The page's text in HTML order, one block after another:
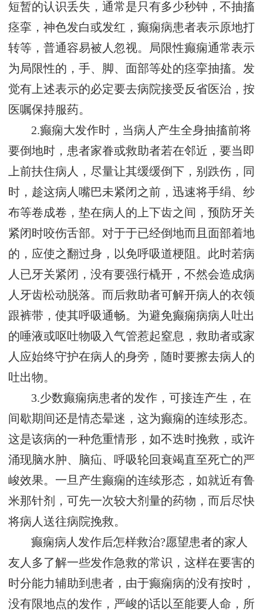
短暂的认识丢失，通常是只有多少秒钟，不抽搐
痉挛，神色发白或发红，癫痫病患者表示原地打
转等，普通容易被人忽视。局限性癫痫通常表示
为局限性的，手、脚、面部等处的痉挛抽搐。发
觉有上述表示的必定要去病院接受反省医治，按
医嘱保持服药。
2.癫痫大发作时，当病人产生全身抽搐前将
要倒地时，患者家眷或救助者若在邻近，要当即
上前扶住病人，尽量让其缓缓倒下，别跌伤，同
时，趁这病人嘴巴未紧闭之前，迅速将手绢、纱
布等卷成卷，垫在病人的上下齿之间，预防牙关
紧闭时咬伤舌部。对于于已经倒地而且面部着地
的，应使之翻过身，以免呼吸道梗阻。此时若病
人已牙关紧闭，没有要强行橇开，不然会造成病
人牙齿松动脱落。而后救助者可解开病人的衣领
跟裤带，使其呼吸通畅。为避免癫痫病病人吐出
的唾液或呕吐物吸入气管惹起窒息，救助者或家
人应始终守护在病人的身旁，随时要擦去病人的
吐出物。
3.少数癫痫病患者的发作，可接连产生，在
间歇期间还是情态晕迷，这为癫痫的连续形态。
这是该病的一种危重情形，如不迭时挽救，或许
涌现脑水肿、脑疝、呼吸轮回衰竭直至死亡的严
峻效果。一旦产生癫痫的连续形态，如就近有鲁
米那针剂，可先一次较大剂量的药物，而后尽快
将病人送往病院挽救。
癫痫病人发作后怎样救治?愿望患者的家人
友人多了解一些发作急救的常识，这样在要害的
时分能力辅助到患者，由于癫痫病的没有按时，
没有限地点的发作，严峻的话以至能要人命，所